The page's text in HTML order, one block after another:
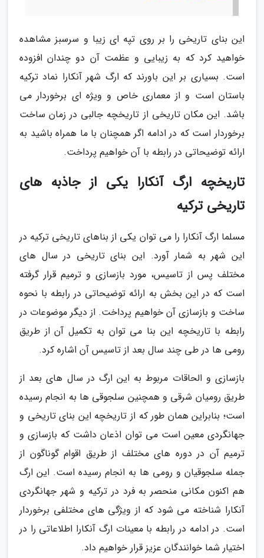
این بنای تاریخی را بر روی تپه ای زیبا و سرسبز مشاهده
خواهید کرد که به زیبایی و عظمت آن دو چندان افزوده
است. بسیاری بر این باورند که ارگ شهر آنکارا نماد ترکیه
باستان است و از معماری خاص و ویژه ای برخوردار می
باشد. این مکان تاریخی از تاریخچه جالبی در زمان ساخت
برخوردار است که در ادامه اگر همچنان با ما همراه باشید به
ارائه توضیحاتی در رابطه با آن خواهیم پرداخت.
تاریخچه ارگ آنکارا یکی از جاذبه های
تاریخی ترکیه
مسلما ارگ آنکارا را می توان یکی از بناهای تاریخی ترکیه در
این شهر به شمار آورد. این بنای تاریخی در سال های
مختلف پس از تاسیس، مورد بازسازی و ترمیم قرار گرفته
است که در این بخش به ارائه توضیحاتی در رابطه با نحوه
ساخت و بازسازی آن خواهیم پرداخت. از دیگر موضوعات در
رابطه با تاریخچه این بنا می توان به تکمیل آن از طریق
رومی ها در طی چند سال بعد از تاسیس آن اشاره کرد.
بازسازی و الحاقات مربوط به این ارگ در سال های بعد از
طریق رومیان شرقی و همچنین سلجوقی ها به انجام رسیده
است؛ بنابراین همان طور که از تاریخچه این بنای تاریخی و
جهانگردی معین است می توان اذعان داشت که بازسازی و
ترمیم آن در دوره های مختلف از طریق اقوام گوناگون از
جمله سلجوقیان و رومی ها به انجام رسیده است. این ارگ
هم اکنون مکانی منحصر به فرد در ترکیه و شهر جهانگردی
آنکارا شناخته می شود که از ویژگی های مختلفی برخوردار
است. در ادامه در رابطه با معینات ارگ آنکارا اطلاعاتی را در
اختیار شما خوانندگان عزیز قرار خواهیم داد.